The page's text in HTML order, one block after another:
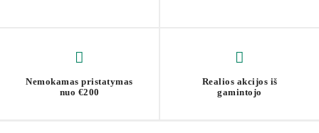
Nemokamas pristatymas
nuo €200
Realios akcijos iš
gamintojo